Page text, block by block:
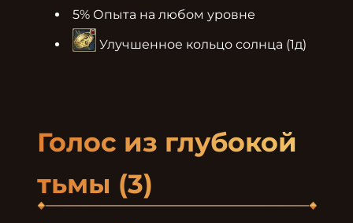
5% Опыта на любом уровне
Улучшенное кольцо солнца (1д)
Голос из глубокой
тьмы (3)